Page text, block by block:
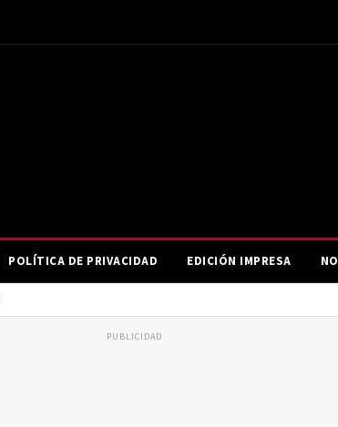
POLÍTICA DE PRIVACIDAD EDICIÓN IMPRESA
PUBLICIDAD